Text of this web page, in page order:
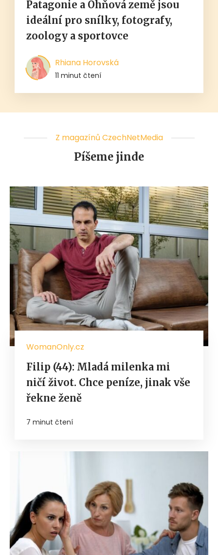
Patagonie a Ohňová země jsou
ideální pro snílky, fotografy,
zoology a sportovce
Rhiana Horovská
11 minut čtení
Z magazínů CzechNetMedia
Píšeme jinde
WomanOnly.cz
Filip (44): Mladá milenka mi
ničí život. Chce peníze, jinak vše
řekne ženě
7 minut čtení